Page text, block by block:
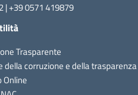
| +39 0571 419879
Trasparente
della corruzione e della trasparenza
Online